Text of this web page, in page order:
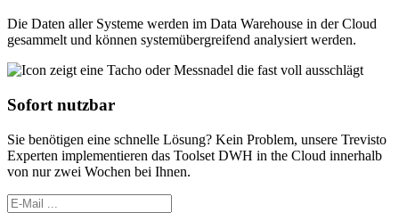
Die Daten aller Systeme werden im Data Warehouse in der Cloud
gesammelt und können systemübergreifend analysiert werden.
Sofort nutzbar
Sie benötigen eine schnelle Lösung? Kein Problem, unsere Trevisto
Experten implementieren das Toolset DWH in the Cloud innerhalb
von nur zwei Wochen bei Ihnen.